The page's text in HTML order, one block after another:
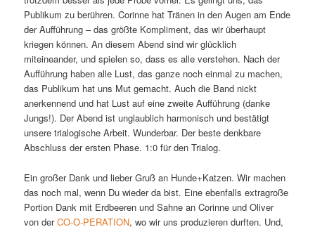
Publikum zu berühren. Corinne hat Tränen in den Augen am Ende
der Aufführung – das größte Kompliment, das wir überhaupt
kriegen können. An diesem Abend sind wir glücklich
miteineander, und spielen so, dass es alle verstehen. Nach der
Aufführung haben alle Lust, das ganze noch einmal zu machen,
das Publikum hat uns Mut gemacht. Auch die Band nickt
anerkennend und hat Lust auf eine zweite Aufführung (danke
Jungs!). Der Abend ist unglaublich harmonisch und bestätigt
unsere trialogische Arbeit. Wunderbar. Der beste denkbare
Abschluss der ersten Phase. 1:0 für den Trialog.
Ein großer Dank und lieber Gruß an Hunde+Katzen. Wir machen
das noch mal, wenn Du wieder da bist. Eine ebenfalls extragroße
Portion Dank mit Erdbeeren und Sahne an Corinne und Oliver
von derCO-O-PERATION, wo wir uns produzieren durften. Und,